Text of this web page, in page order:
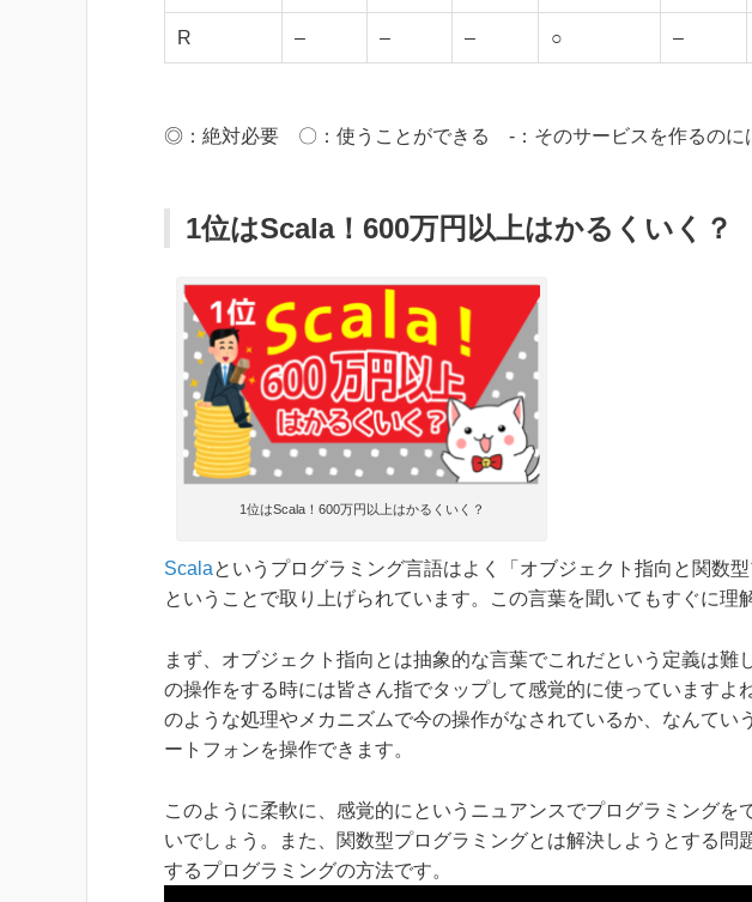
R – – – ○ –
◎：絶対必要 〇：使うことができる -：そのサービスを作るのに
1位はScala！600万円以上はかるくいく？
1位はScala！600万円以上はかるくいく？
Scalaというプログラミング言語はよく「 オブジェクト指向と関数
ということで取り上げられています。この言葉を聞いてもすぐに理
まず、 オブジェクト指向とは抽象的な言葉でこれだという定義は難
の操作をする時には皆さん指でタップして感覚的に使っていますよ
のような処理やメカニズムで今の操作がなされているか、なんてい
ートフォンを操作できます。
このように柔軟に、感覚的にというニュアンスでプログラミングを
いでしょう。また、関数型プログラミングとは解決しようとする問
するプログラミングの方法です。